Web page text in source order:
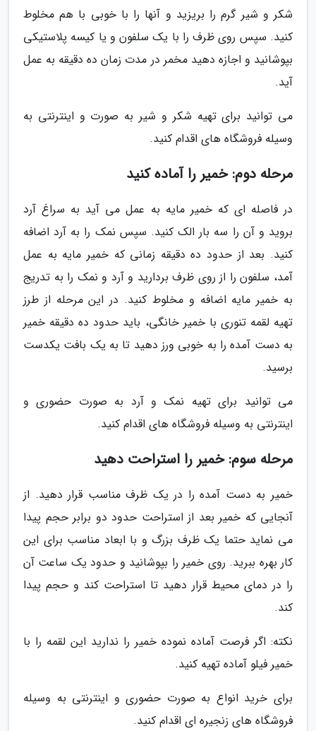
شکر و شیر گرم را بریزید و آنها را با خوبی با هم مخلوط
کنید. سپس روی ظرف را با یک سلفون و یا کیسه پلاستیکی
بپوشانید و اجازه دهید مخمر در مدت زمان ده دقیقه به عمل
آید.
می توانید برای تهیه شکر و شیر به صورت و اینترنتی به
وسیله فروشگاه های اقدام کنید.
مرحله دوم: خمیر را آماده کنید
در فاصله ای که خمیر مایه به عمل می آید به سراغ آرد
بروید و آن را سه بار الک کنید. سپس نمک را به آرد اضافه
کنید. بعد از حدود ده دقیقه زمانی که خمیر مایه به عمل
آمد، سلفون را از روی ظرف بردارید و آرد و نمک را به تدریج
به خمیر مایه اضافه و مخلوط کنید. در این مرحله از طرز
تهیه لقمه تنوری با خمیر خانگی، باید حدود ده دقیقه خمیر
به دست آمده را به خوبی ورز دهید تا به یک بافت یکدست
برسید.
می توانید برای تهیه نمک و آرد به صورت حضوری و
اینترنتی به وسیله فروشگاه های اقدام کنید.
مرحله سوم: خمیر را استراحت دهید
خمیر به دست آمده را در یک ظرف مناسب قرار دهید. از
آنجایی که خمیر بعد از استراحت حدود دو برابر حجم پیدا
می نماید حتما یک ظرف بزرگ و با ابعاد مناسب برای این
کار بهره ببرید. روی خمیر را بپوشانید و حدود یک ساعت آن
را در دمای محیط قرار دهید تا استراحت کند و حجم پیدا
کند.
نکته: اگر فرصت آماده نموده خمیر را ندارید این لقمه را با
خمیر فیلو آماده تهیه کنید.
برای خرید انواع به صورت حضوری و اینترنتی به وسیله
فروشگاه های زنجیره ای اقدام کنید.